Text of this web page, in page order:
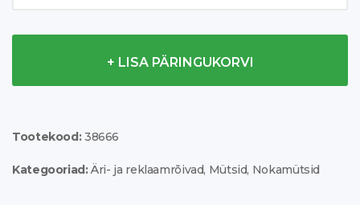
cap
+ LISA PÄRINGUKORVI
Tootekood: 38666
Kategooriad:Äri- ja reklaamrõivad, Mütsid, Nokamütsid